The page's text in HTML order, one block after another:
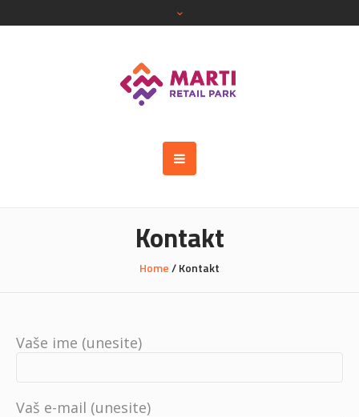
Kontakt
Home/Kontakt
Vaše ime (unesite)
Vaš e-mail (unesite)